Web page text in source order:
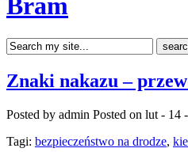
Bram
Znaki nakazu –
Posted by admin Posted on lut - 14
Tagi: bezpieczeństwo na drodze,